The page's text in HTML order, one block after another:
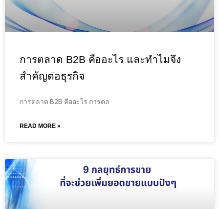
การตลาด B2B คืออะไร และทำไมจึง
สำคัญต่อธุรกิจ
การตลาด B2B คืออะไร การตล
READ MORE »